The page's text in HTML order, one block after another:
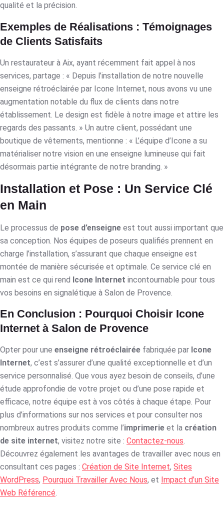
qualité et la précision.
Exemples de Réalisations : Témoignages
de Clients Satisfaits
Un restaurateur à Aix, ayant récemment fait appel à nos
services, partage : « Depuis l’installation de notre nouvelle
enseigne rétroéclairée par Icone Internet, nous avons vu une
augmentation notable du flux de clients dans notre
établissement. Le design est fidèle à notre image et attire les
regards des passants. » Un autre client, possédant une
boutique de vêtements, mentionne : « L’équipe d’Icone a su
matérialiser notre vision en une enseigne lumineuse qui fait
désormais partie intégrante de notre branding. »
Installation et Pose : Un Service Clé
en Main
Le processus de pose d’enseigne est tout aussi important que
sa conception. Nos équipes de poseurs qualifiés prennent en
charge l’installation, s’assurant que chaque enseigne est
montée de manière sécurisée et optimale. Ce service clé en
main est ce qui rend Icone Internet incontournable pour tous
vos besoins en signalétique à Salon de Provence.
En Conclusion : Pourquoi Choisir Icone
Internet à Salon de Provence
Opter pour une enseigne rétroéclairée fabriquée par Icone
Internet, c’est s’assurer d’une qualité exceptionnelle et d’un
service personnalisé. Que vous ayez besoin de conseils, d’une
étude approfondie de votre projet ou d’une pose rapide et
efficace, notre équipe est à vos côtés à chaque étape. Pour
plus d’informations sur nos services et pour consulter nos
nombreux autres produits comme l’imprimerie et la création
de site internet, visitez notre site : Contactez-nous.
Découvrez également les avantages de travailler avec nous en
consultant ces pages : Création de Site Internet, Sites
WordPress, Pourquoi Travailler Avec Nous, et Impact d’un Site
Web Référencé.